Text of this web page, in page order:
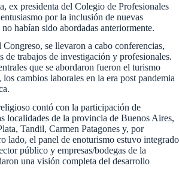
ex presidenta del Colegio de Profesionales
por la inclusión de nuevas
habían sido abordadas anteriormente.
se llevaron a cabo conferencias,
de trabajos de investigación y profesionales.
que se abordaron fueron el turismo
cambios laborales en la era post pandemia
contó con la participación de
localidades de la provincia de Buenos Aires,
Tandil, Carmen Patagones y, por
lado, el panel de enoturismo estuvo integrado
público y empresas/bodegas de la
una visión completa del desarrollo